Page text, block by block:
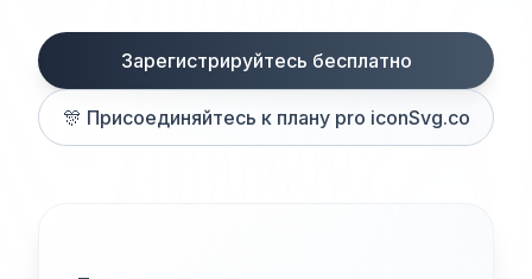
Зарегистрируйтесь бесплатно
🎊 Присоединяйтесь к плану pro iconSvg.co